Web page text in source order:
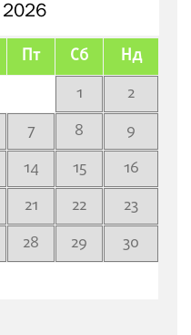
2026
Пт Сб Нд
1
2
7 8
9
14 15
16
21 22
23
28 29
30